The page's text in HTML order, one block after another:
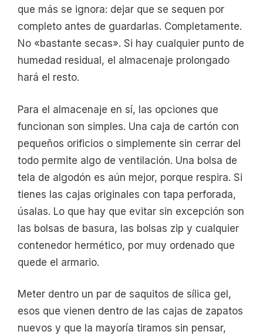
que más se ignora: dejar que se sequen por
completo antes de guardarlas. Completamente.
No «bastante secas». Si hay cualquier punto de
humedad residual, el almacenaje prolongado
hará el resto.
Para el almacenaje en sí, las opciones que
funcionan son simples. Una caja de cartón con
pequeños orificios o simplemente sin cerrar del
todo permite algo de ventilación. Una bolsa de
tela de algodón es aún mejor, porque respira. Si
tienes las cajas originales con tapa perforada,
úsalas. Lo que hay que evitar sin excepción son
las bolsas de basura, las bolsas zip y cualquier
contenedor hermético, por muy ordenado que
quede el armario.
Meter dentro un par de saquitos de sílica gel,
esos que vienen dentro de las cajas de zapatos
nuevos y que la mayoría tiramos sin pensar,